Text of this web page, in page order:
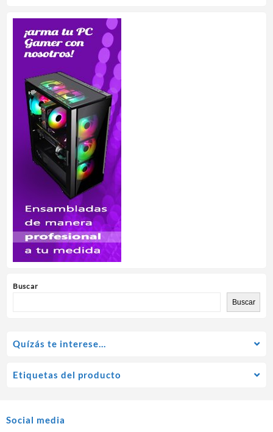
Buscar
Buscar
Quízás te interese…
Etiquetas del producto
Social media